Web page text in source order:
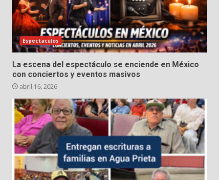
Espectaculos
La escena del espectáculo se enciende en México
con conciertos y eventos masivos
abril 16, 2026